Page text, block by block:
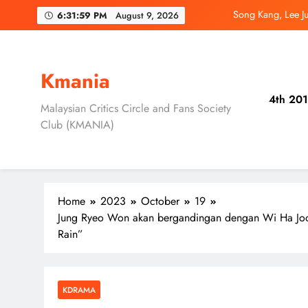
6:32:00 PM August 9, 2026
Song Kang, Lee
Daripada Saingan
Song Kang, Lee
Kmania
Malaysian Critics Circle and Fans Society
Club (KMANIA)
4th
Home 2023 October
19
Jung Ryeo Won akan bergandingan dengan Wi Ha
Rain”
KDRAMA